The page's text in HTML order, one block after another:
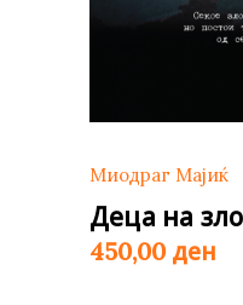
Миодраг Мајиќ
Деца на
450,00 ден